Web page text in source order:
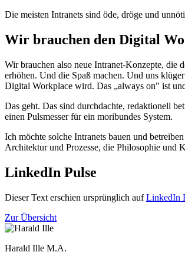
Die meisten Intranets sind öde, dröge und
Wir brauchen den Digital
Wir brauchen also neue Intranet-Konzepte, die
erhöhen. Und die Spaß machen. Und uns
Digital Workplace wird. Das „always on" ist
Das geht. Das sind durchdachte, redaktionell
einen Pulsmesser für ein moribundes System.
Ich möchte solche Intranets bauen und
Architektur und Prozesse, die Philosophie und
LinkedIn Pulse
Dieser Text erschien ursprünglich aufLinkedIn
Zur Übersicht
Harald Ille M.A.